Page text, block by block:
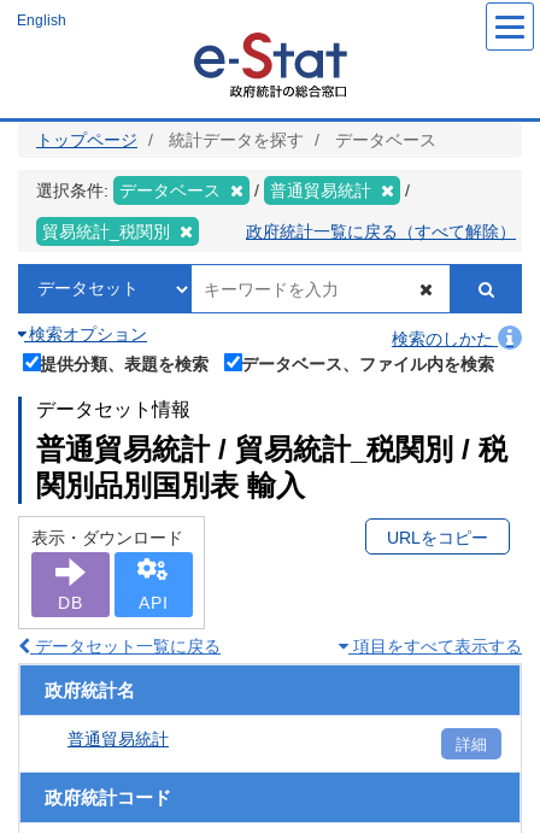
ツ
English
トップページ 統計データを探す データベース
選択条件: データベース 普通貿易統計
貿易統計_税関別 政府統計一覧に戻る（すべて解除）
検索オプション
検索のしかた
提供分類、表題を検索
データベース、ファイル内を検索
データセット情報
普通貿易統計 / 貿易統計_税関別 / 税
関別品別国別表 輸入
表示・ダウンロード
DB API
URLをコピー
データセット一覧に戻る 項目をすべて表示する
政府統計名
普通貿易統計 詳細
政府統計コード